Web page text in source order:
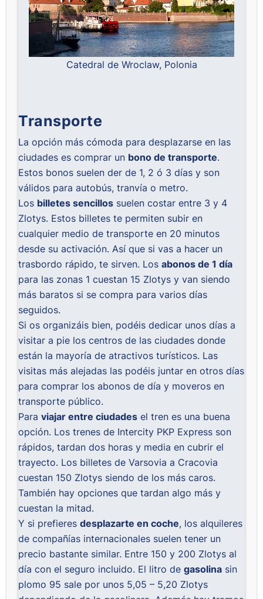
Catedral de Wroclaw, Polonia
Transporte
La opción más cómoda para desplazarse en las
ciudades es comprar un bono de transporte.
Estos bonos suelen der de 1, 2 ó 3 días y son
válidos para autobús, tranvía o metro.
Los billetes sencillos suelen costar entre 3 y 4
Zlotys. Estos billetes te permiten subir en
cualquier medio de transporte en 20 minutos
desde su activación. Así que si vas a hacer un
trasbordo rápido, te sirven. Losabonos de 1 día
para las zonas 1 cuestan 15 Zlotys y van siendo
más baratos si se compra para varios días
seguidos.
Si os organizáis bien, podéis dedicar unos días a
visitar a pie los centros de las ciudades donde
están la mayoría de atractivos turísticos. Las
visitas más alejadas las podéis juntar en otros días
para comprar los abonos de día y moveros en
transporte público.
Paraviajar entre ciudades el tren es una buena
opción. Los trenes de Intercity PKP Express son
rápidos, tardan dos horas y media en cubrir el
trayecto. Los billetes de Varsovia a Cracovia
cuestan 150 Zlotys siendo de los más caros.
También hay opciones que tardan algo más y
cuestan la mitad.
Y si prefieresdesplazarte en coche, los alquileres
de compañías internacionales suelen tener un
precio bastante similar. Entre 150 y 200 Zlotys al
día con el seguro incluido. El litro degasolina sin
plomo 95 sale por unos 5,05 – 5,20 Zlotys